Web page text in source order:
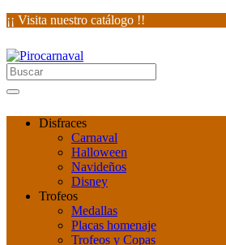
¡¡ Visita nuestro catálogo !!
Disfraces
Carnaval
Halloween
Navideños
Disney
Trofeos
Medallas
Placas homenaje
Trofeos y Copas